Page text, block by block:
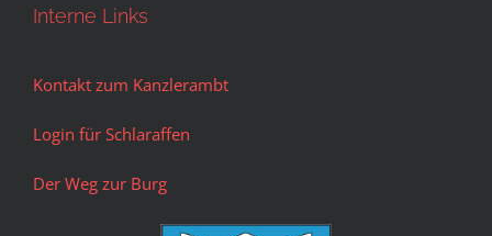
Interne Links
Kontakt zum Kanzlerambt
Login für Schlaraffen
Der Weg zur Burg